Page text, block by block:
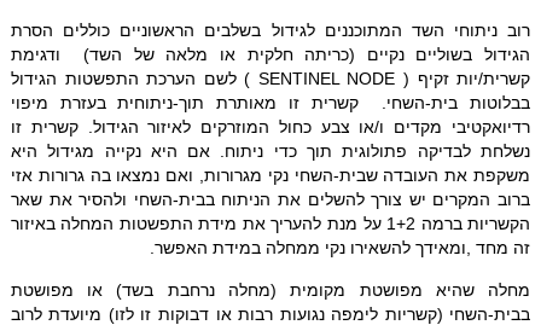
רוב ניתוחי השד המתוכננים לגידול בשלבים הראשוניים כוללים הסרת
הגידול בשוליים נקיים (כריתה חלקית או מלאה של השד) ודגימת
קשרית/יות זקיף ( SENTINEL NODE ) לשם הערכת התפשטות הגידול
בבלוטות בית-השחי. קשרית זו מאותרת תוך-ניתוחית בעזרת מיפוי
רדיואקטיבי מקדים ו/או צבע כחול המוזרקים לאיזור הגידול. קשרית זו
נשלחת לבדיקה פתולוגית תוך כדי ניתוח. אם היא נקייה מגידול היא
משקפת את העובדה שבית-השחי נקי מגרורות, ואם נמצאו בה גרורות אזי
ברוב המקרים יש צורך להשלים את הניתוח בבית-השחי ולהסיר את שאר
הקשריות ברמה 1+2 על מנת להעריך את מידת התפשטות המחלה באיזור
זה מחד ,ומאידך להשאירו נקי ממחלה במידת האפשר.
מחלה שהיא מפושטת מקומית (מחלה נרחבת בשד) או מפושטת
בבית-השחי (קשריות לימפה נגועות רבות או דבוקות זו לזו) מיועדת לרוב